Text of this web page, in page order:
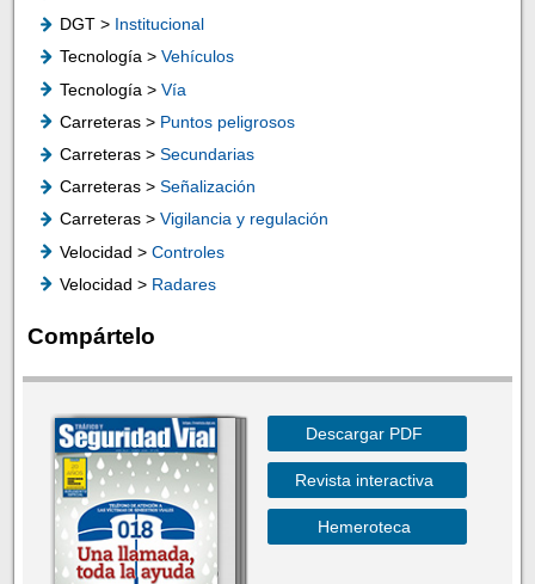
DGT > Institucional
Tecnología > Vehículos
Tecnología > Vía
Carreteras > Puntos peligrosos
Carreteras > Secundarias
Carreteras > Señalización
Carreteras > Vigilancia y regulación
Velocidad > Controles
Velocidad > Radares
Compártelo
Descargar PDF
Revista interactiva
Hemeroteca